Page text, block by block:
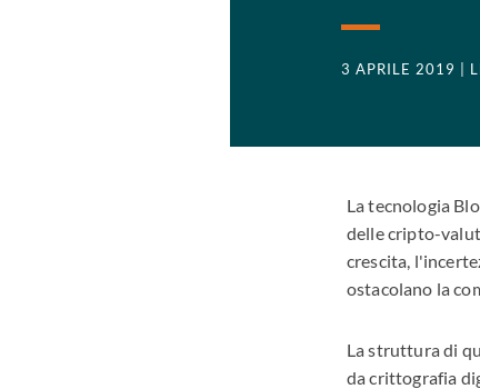
3 APRILE 2019 |
La tecnologia
delle cripto-
crescita,
ostacolano la
La struttura di
da crittografia